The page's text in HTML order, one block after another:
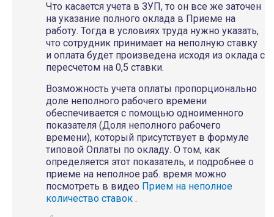
Что касается учета в ЗУП, то он все же заточен
на указание полного оклада в Приеме на
работу. Тогда в условиях труда нужно указать,
что сотрудник принимает на неполную ставку
и оплата будет произведена исходя из оклада с
пересчетом на 0,5 ставки.
Возможность учета оплаты пропорционально
доле неполного рабочего времени
обеспечивается с помощью одноименного
показателя (Доля неполного рабочего
времени), который присутствует в формуле
типовой Оплаты по окладу. О том, как
определяется этот показатель, и подробнее о
приеме на неполное раб. время можно
посмотреть в видео Прием на неполное
количество ставок .